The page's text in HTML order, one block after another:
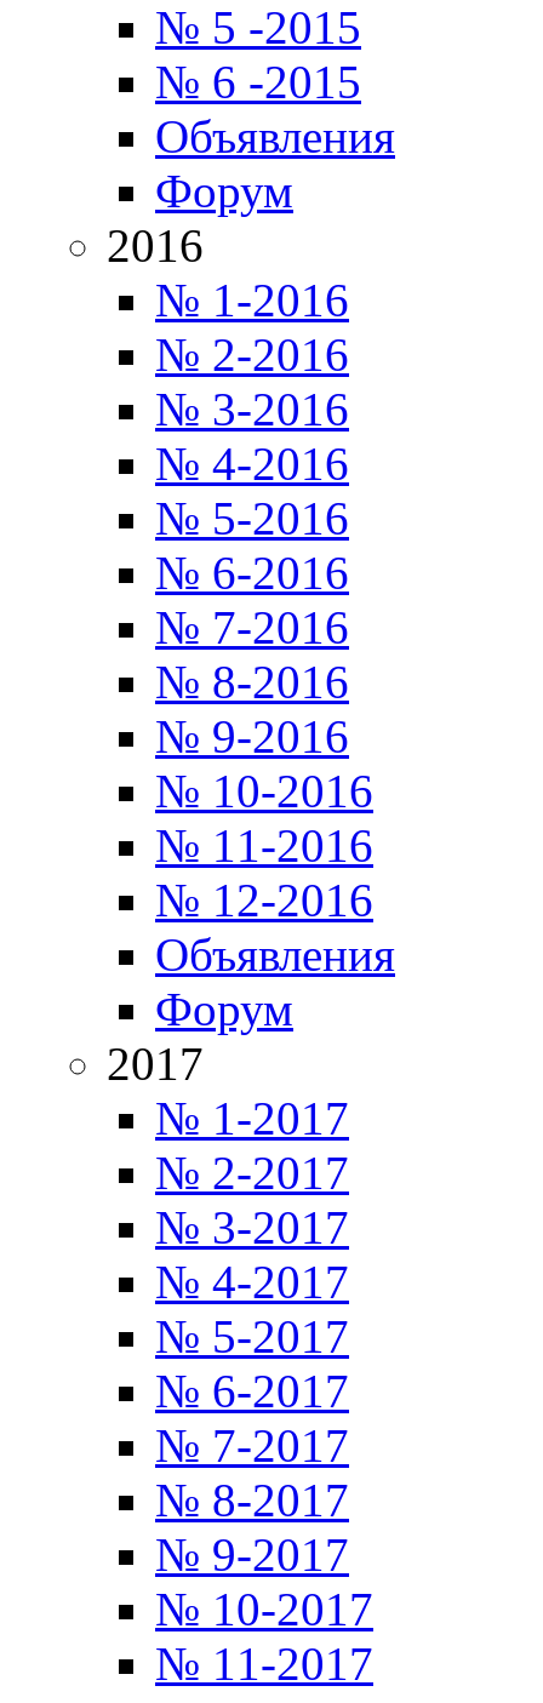
№ 5 -2015
№ 6 -2015
Объявления
Форум
2016
№ 1-2016
№ 2-2016
№ 3-2016
№ 4-2016
№ 5-2016
№ 6-2016
№ 7-2016
№ 8-2016
№ 9-2016
№ 10-2016
№ 11-2016
№ 12-2016
Объявления
Форум
2017
№ 1-2017
№ 2-2017
№ 3-2017
№ 4-2017
№ 5-2017
№ 6-2017
№ 7-2017
№ 8-2017
№ 9-2017
№ 10-2017
№ 11-2017